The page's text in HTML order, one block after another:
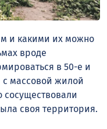
и какими их можно
вроде
в 50-е и
с массовой жилой
сосуществовали
своя территория.